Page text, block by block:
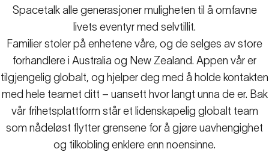
Spacetalk alle generasjoner muligheten til å omfavne
livets eventyr med selvtillit.
Familier stoler på enhetene våre, og de selges av store
forhandlere i Australia og New Zealand. Appen vår er
tilgjengelig globalt, og hjelper deg med å holde kontakten
med hele teamet ditt – uansett hvor langt unna de er. Bak
vår frihetsplattform står et lidenskapelig globalt team
som nådeløst flytter grensene for å gjøre uavhengighet
og tilkobling enklere enn noensinne.